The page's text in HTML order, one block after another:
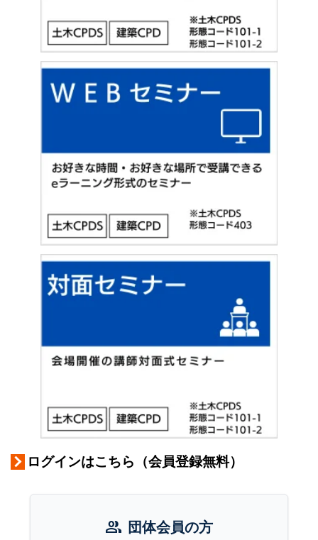
ログインはこちら（会員登録無料）
group 団体会員の方